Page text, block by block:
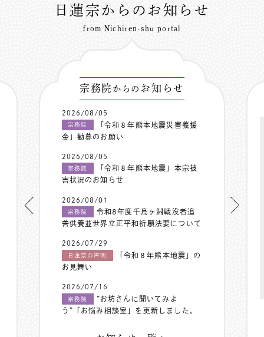
日蓮宗からのお知らせ
from Nichiren-shu portal
宗務院 からの お知らせ
2026/08/05
宗務院
「令和８年熊本地震災害義援
金」勧募のお願い
2026/08/05
宗務院
「令和８年熊本地震」本宗被
害状況のお知らせ
2026/08/01
宗務院
令和8年度千鳥ヶ淵戦没者追
善供養並世界立正平和祈願法要について
2026/07/29
日蓮宗の声明
「令和８年熊本地震」の
お見舞い
2026/07/16
宗務院
”お坊さんに聞いてみよ
う”「お悩み相談室」を更新しました。